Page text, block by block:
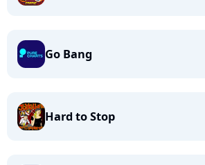
Go Bang
Hard to Stop